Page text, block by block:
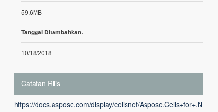
59,6MB
Tanggal Ditambahkan:
10/18/2018
Catatan Rilis
https://docs.aspose.com/display/cellsnet/Aspose.Cells+for+.N